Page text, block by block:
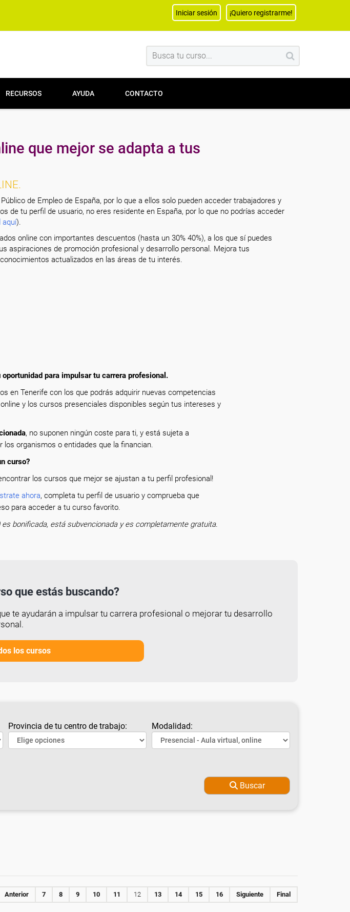
Iniciar sesión ¡Quiero registrarme!
RECURSOS AYUDA CONTACTO
que mejor se adapta a tus
de Empleo de España, por lo que a ellos solo pueden acceder trabajadores y
de tu perfil de usuario, no eres residente en España, por lo que no podrías acceder
aquí).
online con importantes descuentos (hasta un 30% 40%), a los que sí puedes
aspiraciones de promoción profesional y desarrollo personal. Mejora tus
actualizados en las áreas de tu interés.
para impulsar tu carrera profesional.
en Tenerife con los que podrás adquirir nuevas competencias
y los cursos presenciales disponibles según tus intereses y
, no suponen ningún coste para ti, y está sujeta a
los organismos o entidades que la financian.
curso?
los cursos que mejor se ajustan a tu perfil profesional!
ahora, completa tu perfil de usuario y comprueba que
para acceder a tu curso favorito.
bonificada, está subvencionada y es completamente gratuita.
que estás buscando?
te ayudarán a impulsar tu carrera profesional o mejorar tu desarrollo
los cursos
Provincia de tu centro de trabajo: Modalidad:
Buscar
Anterior 7 8 9 10 11 12 13 14 15 16 Siguiente Final